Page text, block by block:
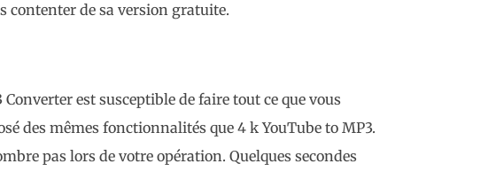
contenter de sa version gratuite.
est susceptible de faire tout ce que vous
des mêmes fonctionnalités que 4 k YouTube to MP3.
pas lors de votre opération. Quelques secondes